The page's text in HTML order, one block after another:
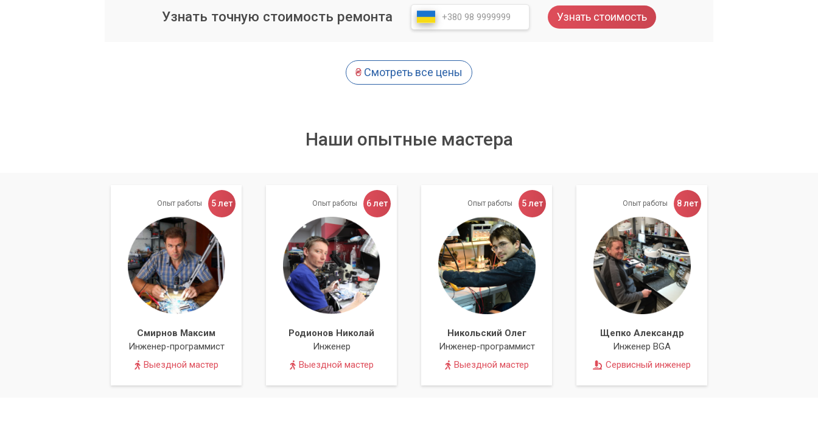
Узнать точную стоимость ремонта Узнать стоимость
₴ Смотреть все цены
Наши опытные мастера
Опыт работы 5 лет
Смирнов Максим
Инженер-программист
Выездной мастер
Опыт работы 6 лет
Родионов Николай
Инженер
Выездной мастер
Опыт работы 5 лет
Никольский Олег
Инженер-программист
Выездной мастер
Опыт работы 8 лет
Щепко Александр
Инженер BGA
Сервисный инженер